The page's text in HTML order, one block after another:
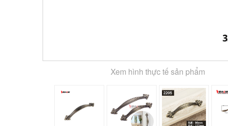
Xem hình thực tế sản phẩm